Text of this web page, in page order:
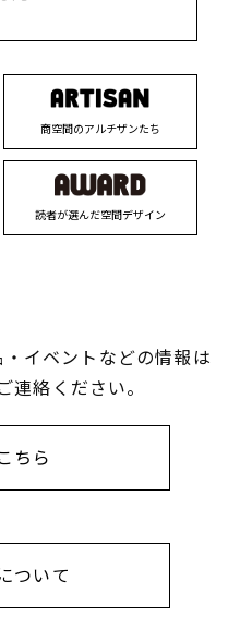
商空間のアルチザンたち
読者が選んだ空間デザイン
イベントなどの情報は
連絡ください。
ちら
ついて